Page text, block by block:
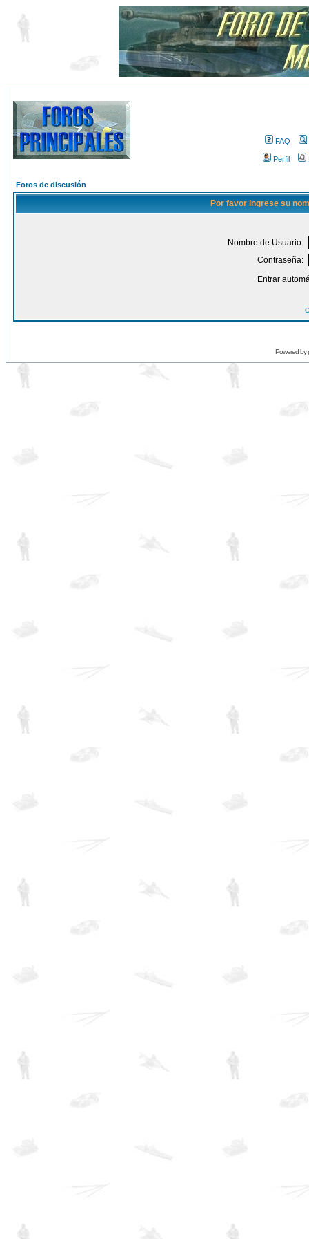
FAQ
Perfil
Foros de discusión
Por favor ingrese su
Nombre de Usuario:
Contraseña:
Entrar
Powered by